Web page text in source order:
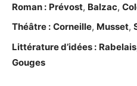
Roman : Prévost, Balzac,
Théâtre : Corneille, Musset,
Littérature d’idées : Rabelais
Gouges